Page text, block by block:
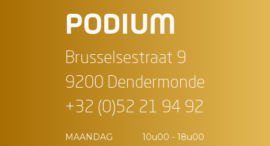
PODIUM
Brusselsestraat 9
9200 Dendermonde
+32 (0)52 21 94 92
MAANDAG
10u00 - 18u00